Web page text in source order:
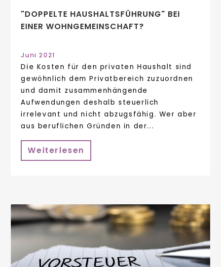
"DOPPELTE HAUSHALTSFÜHRUNG" BEI
EINER WOHNGEMEINSCHAFT?
Juni 2021
Die Kosten für den privaten Haushalt sind
gewöhnlich dem Privatbereich zuzuordnen
und damit zusammenhängende
Aufwendungen deshalb steuerlich
irrelevant und nicht abzugsfähig. Wer aber
aus beruflichen Gründen in der...
Weiterlesen